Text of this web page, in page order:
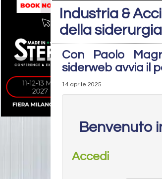
Industria &
della siderurgia
Con Paolo
siderweb avvia il
14 aprile 2025
Benvenuto
Accedi